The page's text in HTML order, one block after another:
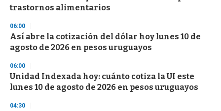
trastornos alimentarios
06:00
Así abre la cotización del dólar hoy lunes 10 de
agosto de 2026 en pesos uruguayos
06:00
Unidad Indexada hoy: cuánto cotiza la UI este
lunes 10 de agosto de 2026 en pesos uruguayos
04:30